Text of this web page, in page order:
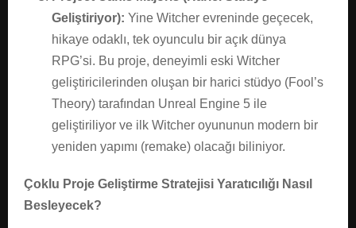
Geliştiriyor): Yine Witcher evreninde geçecek,
hikaye odaklı, tek oyunculu bir açık dünya
RPG’si. Bu proje, deneyimli eski Witcher
geliştiricilerinden oluşan bir harici stüdyo (Fool’s
Theory) tarafından Unreal Engine 5 ile
geliştiriliyor ve ilk Witcher oyununun modern bir
yeniden yapımı (remake) olacağı biliniyor.
Çoklu Proje Geliştirme Stratejisi Yaratıcılığı Nasıl
Besleyecek?